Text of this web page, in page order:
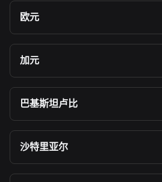
欧元
加元
巴基斯坦卢比
沙特里亚尔